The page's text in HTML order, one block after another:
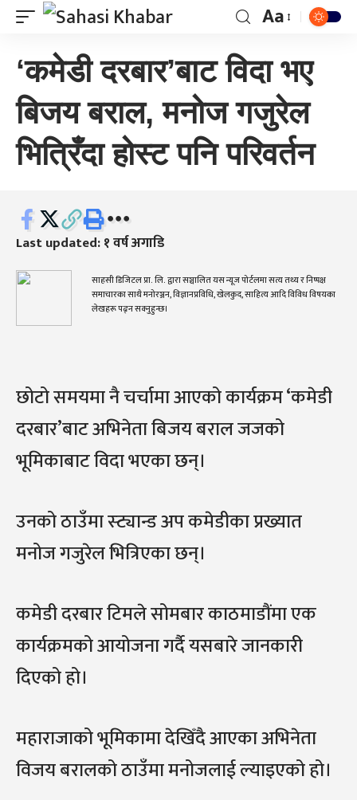
Aa
‘कमेडी दरबार’बाट विदा भए
बिजय बराल, मनोज गजुरेल
भित्रिँदा होस्ट पनि परिवर्तन
Last updated: १ वर्ष अगाडि
साहसी डिजिटल प्रा. लि. द्वारा सञ्चालित यस न्यूज पोर्टलमा सत्य तथ्य र निष्पक्ष
समाचारका साथै मनोरञ्जन, विज्ञानप्रविधि, खेलकुद, साहित्य आदि विविध विषयका
लेखहरू पढ्न सक्नुहुन्छ।
छोटो समयमा नै चर्चामा आएको कार्यक्रम ‘कमेडी
दरबार’बाट अभिनेता बिजय बराल जजको
भूमिकाबाट विदा भएका छन्।
उनको ठाउँमा स्ट्यान्ड अप कमेडीका प्रख्यात
मनोज गजुरेल भित्रिएका छन्।
कमेडी दरबार टिमले सोमबार काठमाडौंमा एक
कार्यक्रमको आयोजना गर्दै यसबारे जानकारी
दिएको हो।
महाराजाको भूमिकामा देखिँदै आएका अभिनेता
विजय बरालको ठाउँमा मनोजलाई ल्याइएको हो।